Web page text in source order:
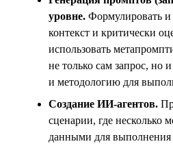
уровне. Формулировать и
контекст и критически
использовать
не только сам запрос, но
и методологию для
Создание ИИ-агентов.
сценарии, где несколько
данными для выполнения